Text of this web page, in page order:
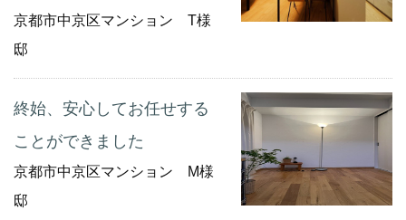
京都市中京区マンション T様
邸
終始、安心してお任せする
ことができました
京都市中京区マンション M様
邸